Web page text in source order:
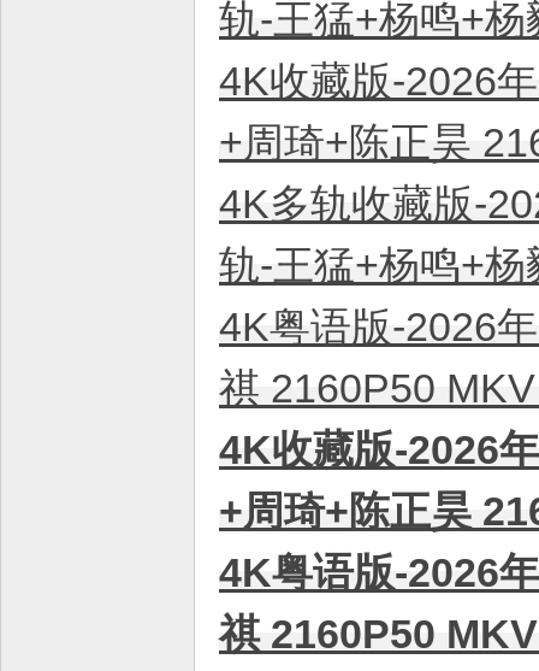
轨-王猛+杨鸣+
4K收藏版-2026
+周琦+陈正昊
4K多轨收藏版-
轨-王猛+杨鸣+
4K粤语版-2026
祺 2160P50
4K收藏版-2026
+周琦+陈正昊
4K粤语版-2026
祺 2160P50